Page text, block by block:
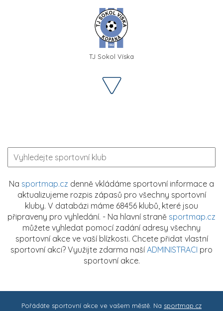
TJ Sokol Víska
Na sportmap.cz denně vkládáme sportovní informace a
aktualizujeme rozpis zápasů pro všechny sportovní
kluby. V databázi máme 68456 klubů, které jsou
připraveny pro vyhledání. - Na hlavní straně sportmap.cz
můžete vyhledat pomocí zadání adresy všechny
sportovní akce ve vaší blízkosti. Chcete přidat vlastní
sportovní akci? Využijte zdarma naší ADMINISTRACI pro
sportovní akce.
Pořádáte sportovní akce ve vašem městě. Na sportmap.cz